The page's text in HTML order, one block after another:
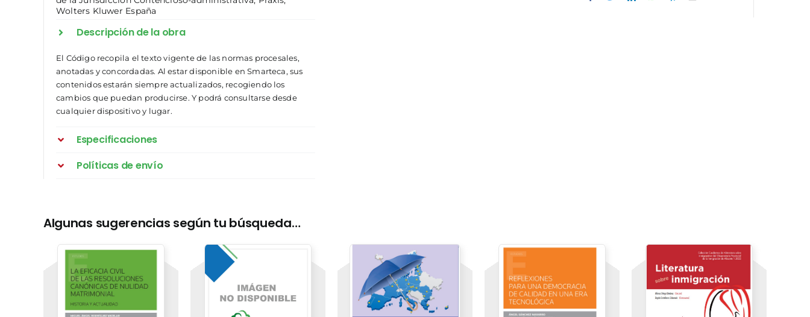
Wolters Kluwer España
Descripción de la obra
El Código recopila el texto vigente de las normas procesales,
anotadas y concordadas. Al estar disponible en Smarteca, sus
contenidos estarán siempre actualizados, recogiendo los
cambios que puedan producirse. Y podrá consultarse desde
cualquier dispositivo y lugar.
Especificaciones
Políticas de envío
Algunas sugerencias según tu búsqueda…